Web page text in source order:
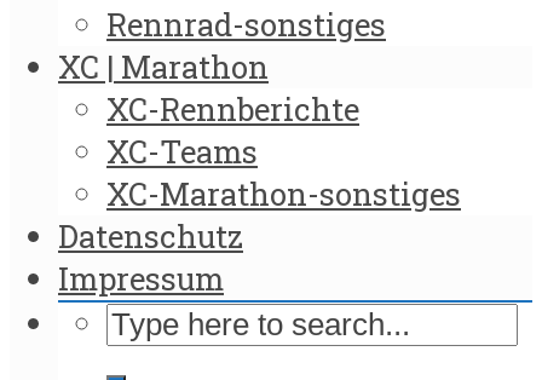
Rennrad-sonstiges
XC | Marathon
XC-Rennberichte
XC-Teams
XC-Marathon-sonstiges
Datenschutz
Impressum